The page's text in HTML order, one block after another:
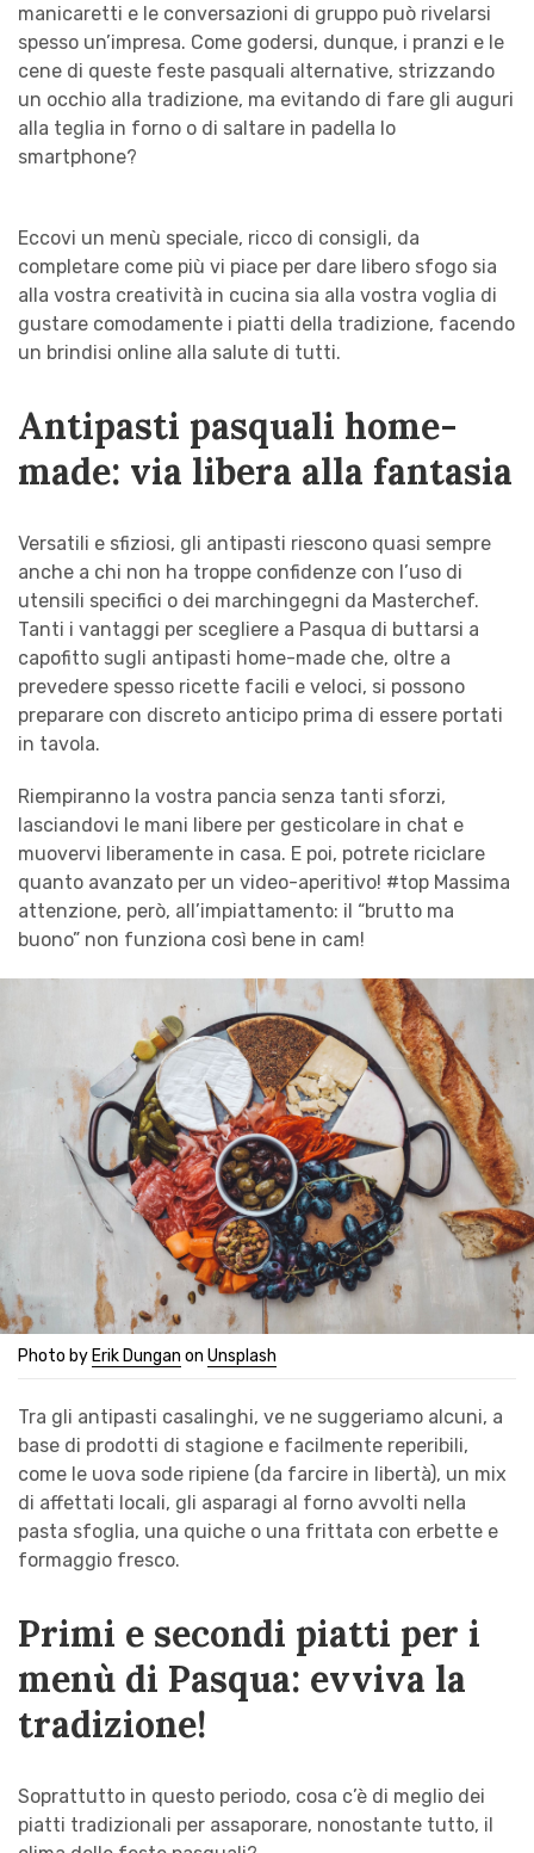
manicaretti e le conversazioni di gruppo può rivelarsi
spesso un’impresa. Come godersi, dunque, i pranzi e le
cene di queste feste pasquali alternative, strizzando
un occhio alla tradizione, ma evitando di fare gli auguri
alla teglia in forno o di saltare in padella lo
smartphone?
Eccovi un menù speciale, ricco di consigli, da
completare come più vi piace per dare libero sfogo sia
alla vostra creatività in cucina sia alla vostra voglia di
gustare comodamente i piatti della tradizione, facendo
un brindisi online alla salute di tutti.
Antipasti pasquali home-
made: via libera alla fantasia
Versatili e sfiziosi, gli antipasti riescono quasi sempre
anche a chi non ha troppe confidenze con l’uso di
utensili specifici o dei marchingegni da Masterchef.
Tanti i vantaggi per scegliere a Pasqua di buttarsi a
capofitto sugli antipasti home-made che, oltre a
prevedere spesso ricette facili e veloci, si possono
preparare con discreto anticipo prima di essere portati
in tavola.
Riempiranno la vostra pancia senza tanti sforzi,
lasciandovi le mani libere per gesticolare in chat e
muovervi liberamente in casa. E poi, potrete riciclare
quanto avanzato per un video-aperitivo! #top Massima
attenzione, però, all’impiattamento: il “brutto ma
buono” non funziona così bene in cam!
Photo byErik Dungan on Unsplash
Tra gli antipasti casalinghi, ve ne suggeriamo alcuni, a
base di prodotti di stagione e facilmente reperibili,
come le uova sode ripiene (da farcire in libertà), un mix
di affettati locali, gli asparagi al forno avvolti nella
pasta sfoglia, una quiche o una frittata con erbette e
formaggio fresco.
Primi e secondi piatti per i
menù di Pasqua: evviva la
tradizione!
Soprattutto in questo periodo, cosa c’è di meglio dei
piatti tradizionali per assaporare, nonostante tutto, il